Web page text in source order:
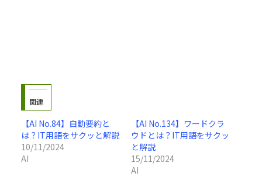
関連
【AI No.84】自動要約と
は？IT用語をサクッと解説
10/11/2024
AI
【AI No.134】ワードクラ
ウドとは？IT用語をサクッ
と解説
15/11/2024
AI